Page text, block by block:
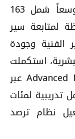
كما نفذت الوزارة مروراً ميدانياً موسعاً شمل 163
في 25 محافظة لمتابعة سير
الفنية وجودة
استكملت
الوزارة برنامج Advanced Nephrology Course عبر
لمئات
نظام ترصد